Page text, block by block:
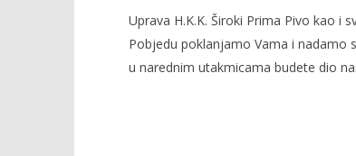
Uprava H.K.K. Široki Prima Pivo kao i
Pobjedu poklanjamo Vama i nadamo
u narednim utakmicama budete dio